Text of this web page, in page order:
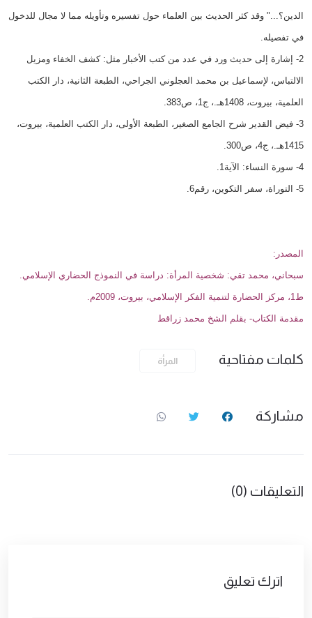
الدين؟..." وقد كثر الحديث بين العلماء حول تفسيره وتأويله مما لا مجال للدخول
في تفصيله.
2- إشارة إلى حديث ورد في عدد من كتب الأخبار مثل: كشف الخفاء ومزيل
الالتباس، لإسماعيل بن محمد العجلوني الجراحي، الطبعة الثانية، دار الكتب
العلمية، بيروت، 1408هـ.، ج1، ص383.
3- فيض القدير شرح الجامع الصغير، الطبعة الأولى، دار الكتب العلمية، بيروت،
1415هـ.، ج4، ص300.
4- سورة النساء: الآية1.
5- التوراة، سفر التكوين، رقم6.
المصدر:
سبحاني، محمد تقي: شخصية المرأة: دراسة في النموذج الحضاري الإسلامي.
ط1، مركز الحضارة لتنمية الفكر الإسلامي، بيروت، 2009م.
مقدمة الكتاب- بقلم الشخ محمد زراقط
كلمات مفتاحية المرأة
مشاركة
التعليقات (0)
اترك تعليق